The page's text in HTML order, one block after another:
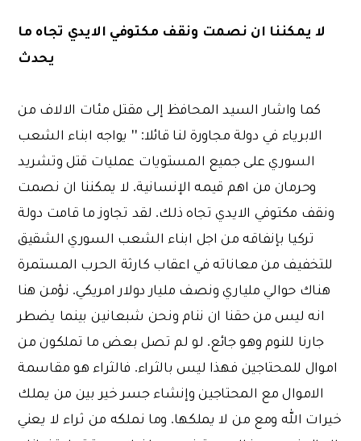
لا يمكننا ان نصمت ونقف مكتوفي الايدي تجاه ما
يحدث
كما واشار السيد المحافظ إلى مقتل مئات الالاف من
الابرياء في دولة مجاورة لنا قائلا: '' يواجه ابناء الشعب
السوري على جميع المستويات عمليات قتل وتشريد
وحرمان من اهم قيمه الإنسانية. لا يمكننا ان نصمت
ونقف مكتوفي الايدي تجاه ذلك. لقد تجاوز ما قامت دولة
تركيا بإنفاقه من اجل ابناء الشعب السوري الشقيق
للتخفيف من معاناته في اعقاب كارثة الحرب المستمرة
هناك حوالي ملياري ونصف مليار دولار امريكي. نؤمن هنا
انه ليس من حقنا ان ننام ونحن شبعانين بينما يضطر
جارنا للنوم وهو جائع. لو لم تصل بعض ما تملكون من
اموال للمحتاجين فهذا ليس بالثراء. فالثراء هو مقاسمة
الاموال مع المحتاجين وإنشاء جسر خير بين من يملك
خيرات الله ومع من لا يملكها. وما نملكه من ثراء لا يعني